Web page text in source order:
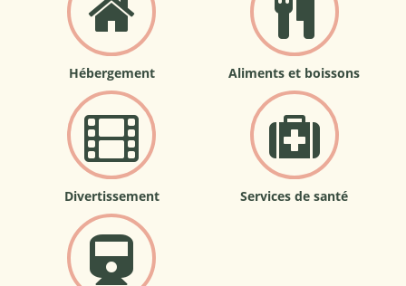
Hébergement Aliments et boissons
Divertissement Services de santé